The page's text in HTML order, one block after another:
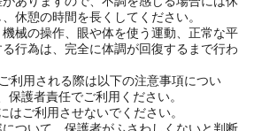
休憩の時間を長くしてください。
械の操作、眼や体を使う運動、正常な平
行為は、完全に体調が回復するまで行わ
利用される際は以下の注意事項につい
保護者責任でご利用ください。
はご利用させないでください。
ついて、保護者がふさわしくないと判断